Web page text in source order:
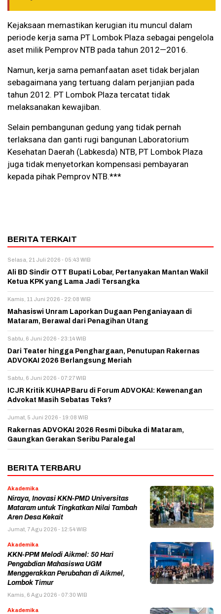
Kejaksaan memastikan kerugian itu muncul dalam
periode kerja sama PT Lombok Plaza sebagai pengelola
aset milik Pemprov NTB pada tahun 2012—2016.
Namun, kerja sama pemanfaatan aset tidak berjalan
sebagaimana yang tertuang dalam perjanjian pada
tahun 2012. PT Lombok Plaza tercatat tidak
melaksanakan kewajiban.
Selain pembangunan gedung yang tidak pernah
terlaksana dan ganti rugi bangunan Laboratorium
Kesehatan Daerah (Labkesda) NTB, PT Lombok Plaza
juga tidak menyetorkan kompensasi pembayaran
kepada pihak Pemprov NTB.***
BERITA TERKAIT
Selasa, 21 Juli 2026 - 05:43 WIB
Ali BD Sindir OTT Bupati Lobar, Pertanyakan Mantan Wakil
Ketua KPK yang Lama Jadi Tersangka
Kamis, 11 Juni 2026 - 22:08 WIB
Mahasiswi Unram Laporkan Dugaan Penganiayaan di
Mataram, Berawal dari Penagihan Utang
Sabtu, 6 Juni 2026 - 23:14 WIB
Dari Teater hingga Penghargaan, Penutupan Rakernas
ADVOKAI 2026 Berlangsung Meriah
Sabtu, 6 Juni 2026 - 07:27 WIB
ICJR Kritik KUHAP Baru di Forum ADVOKAI: Kewenangan
Advokat Masih Sebatas Teks?
Jumat, 5 Juni 2026 - 19:08 WIB
Rakernas ADVOKAI 2026 Resmi Dibuka di Mataram,
Gaungkan Gerakan Seribu Paralegal
BERITA TERBARU
Akademika
Niraya, Inovasi KKN-PMD Universitas
Mataram untuk Tingkatkan Nilai Tambah
Aren Desa Kekait
Jumat, 7 Agu 2026 - 12:54 WIB
Akademika
KKN-PPM Melodi Aikmel: 50 Hari
Pengabdian Mahasiswa UGM
Menggerakkan Perubahan di Aikmel,
Lombok Timur
Kamis, 6 Agu 2026 - 07:30 WIB
Akademika